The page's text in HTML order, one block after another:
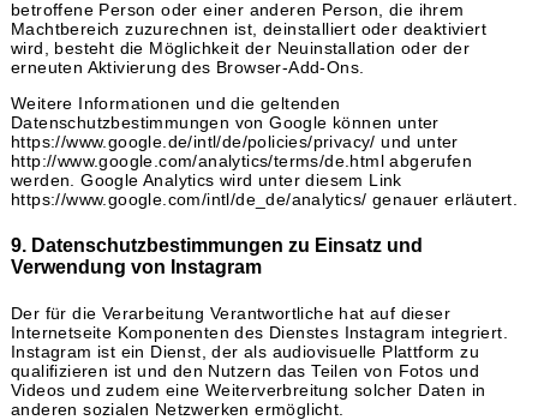
betroffene Person oder einer anderen Person, die ihrem
Machtbereich zuzurechnen ist, deinstalliert oder deaktiviert
wird, besteht die Möglichkeit der Neuinstallation oder der
erneuten Aktivierung des Browser-Add-Ons.
Weitere Informationen und die geltenden
Datenschutzbestimmungen von Google können unter
https://www.google.de/intl/de/policies/privacy/ und unter
http://www.google.com/analytics/terms/de.html abgerufen
werden. Google Analytics wird unter diesem Link
https://www.google.com/intl/de_de/analytics/ genauer erläutert.
9. Datenschutzbestimmungen zu Einsatz und
Verwendung von Instagram
Der für die Verarbeitung Verantwortliche hat auf dieser
Internetseite Komponenten des Dienstes Instagram integriert.
Instagram ist ein Dienst, der als audiovisuelle Plattform zu
qualifizieren ist und den Nutzern das Teilen von Fotos und
Videos und zudem eine Weiterverbreitung solcher Daten in
anderen sozialen Netzwerken ermöglicht.